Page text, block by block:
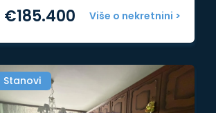
Više o nekretnini >
€185.400
Stanovi